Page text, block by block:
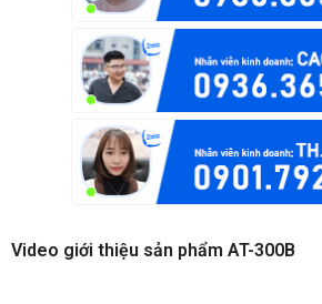
Video giới thiệu sản phẩm AT-300B